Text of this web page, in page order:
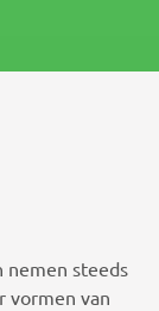
nemen steeds
vormen van